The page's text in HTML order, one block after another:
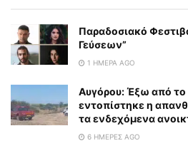
Παραδοσιακό
Γεύσεων”
1 ΗΜΈΡΑ AGO
Αυγόρου: Έξω από
εντοπίστηκε η
τα ενδεχόμενα
6 ΗΜΈΡΕΣ AGO